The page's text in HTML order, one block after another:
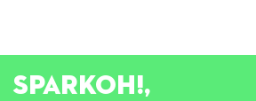
SPARKOH!,